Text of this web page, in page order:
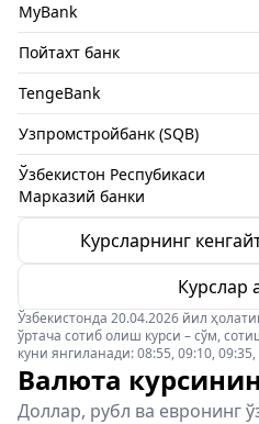
MyBank
Пойтахт банк
TengeBank
Узпромстройбанк (SQB)
Ўзбекистон Респубикаси
Марказий банки
Курсларнинг
Курслар
Ўзбекистонда 20.04.2026 йил
ўртача сотиб олиш курси – сўм,
куни янгиланади: 08:55, 09:10,
Валюта
Доллар, рубл ва евронинг